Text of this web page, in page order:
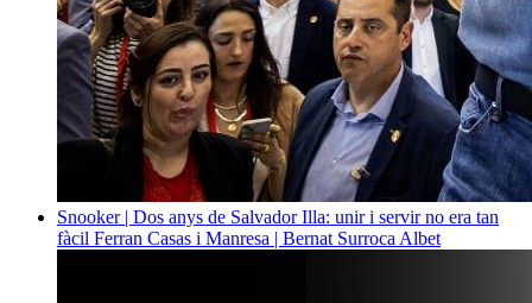
Snooker | Dos anys de Salvador Illa: unir i servir no era tan
fàcil Ferran Casas i Manresa | Bernat Surroca Albet